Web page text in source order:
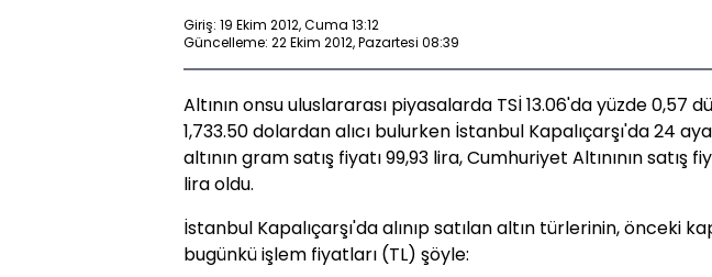
Giriş: 19 Ekim 2012, Cuma 13:12
Güncelleme: 22 Ekim 2012, Pazartesi 08:39
Altının onsu uluslararası piyasalarda TSİ 13.06'da yüzde 0,57
1,733.50 dolardan alıcı bulurken İstanbul Kapalıçarşı'da 24
altının gram satış fiyatı 99,93 lira, Cumhuriyet Altınının satış
lira oldu.
İstanbul Kapalıçarşı'da alınıp satılan altın türlerinin, önceki
bugünkü işlem fiyatları (TL) şöyle: